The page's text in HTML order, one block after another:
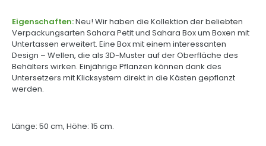
Eigenschaften:Neu! Wir haben die Kollektion der beliebten
Verpackungsarten Sahara Petit und Sahara Box um Boxen mit
Untertassen erweitert. Eine Box mit einem interessanten
Design – Wellen, die als 3D-Muster auf der Oberfläche des
Behälters wirken. Einjährige Pflanzen können dank des
Untersetzers mit Klicksystem direkt in die Kästen gepflanzt
werden.
Länge: 50 cm, Höhe: 15 cm.